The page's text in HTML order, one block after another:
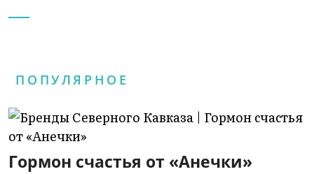
ПОПУЛЯРНОЕ
Гормон счастья от «Анечки»